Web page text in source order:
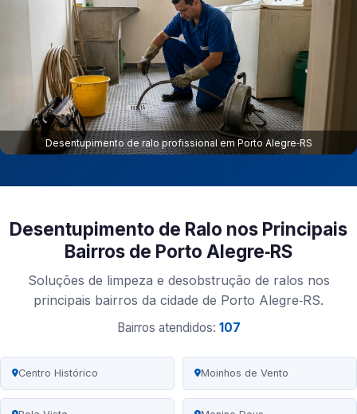
Desentupimento de ralo profissional em Porto Alegre‑RS
Desentupimento de Ralo nos Principais
Bairros de Porto Alegre‑RS
Soluções de limpeza e desobstrução de ralos nos
principais bairros da cidade de Porto Alegre‑RS.
Bairros atendidos: 107
Centro Histórico Moinhos de Vento